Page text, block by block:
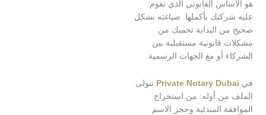
القانوني الذي تقوم
بأكملها. صياغته بشكل
البداية تحميك من
مستقبلية بين
أو مع الجهات الرسمية.
Private Notaryنتولى
أوله: من استخراج
المبدئية وحجز الاسم